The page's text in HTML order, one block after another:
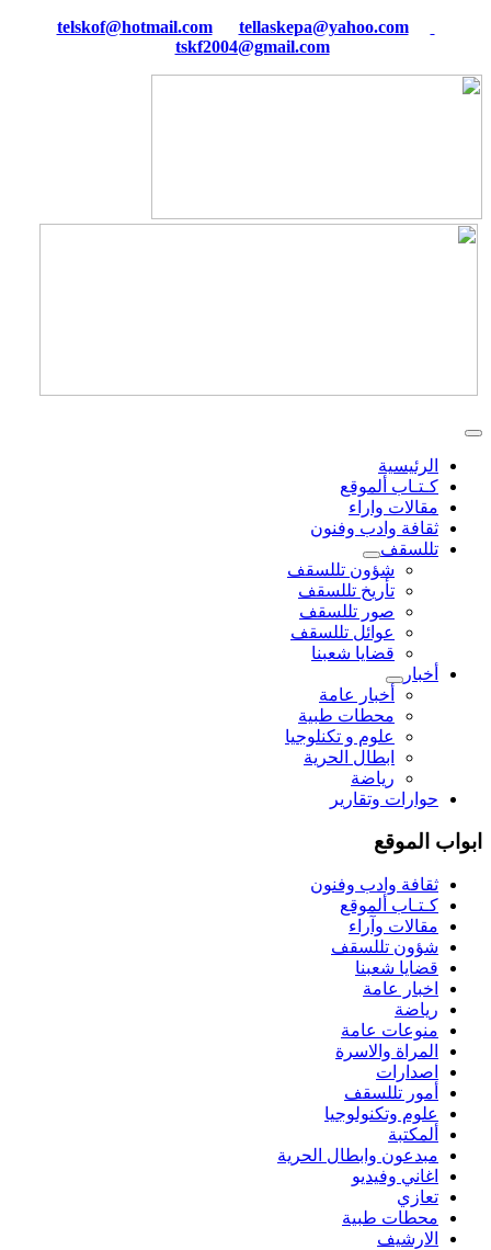
tellaskepa@yahoo.com
tskf2004@gmail.com
الرئيسية
كـتـاب ألموقع
مقالات واراء
ثقافة وادب وفنون
تللسقف
شؤون تللسقف
تأريخ تللسقف
صور تللسقف
عوائل تللسقف
قضايا شعبنا
أخبار
أخبار عامة
محطات طبية
علوم و تکنلوجیا
ابطال الحرية
رياضة
حوارات وتقارير
ابواب الموقع
ثقافة وادب وفنون
كـتـاب ألموقع
مقالات وآراء
شؤون تللسقف
قضايا شعبنا
اخبار عامة
رياضة
منوعات عامة
المراة والاسرة
اصدارات
أمور تللسقف
علوم وتكنولوجيا
ألمكتبة
مبدعون وابطال الحرية
اغاني وفيديو
تعازي
محطات طبية
الارشيف